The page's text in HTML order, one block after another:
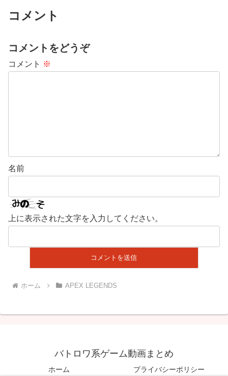
コメント
コメントをどうぞ
コメント ※
名前
上に表示された文字を入力してください。
ホーム APEX LEGENDS
バトロワ系ゲーム動画まとめ
ホーム プライバシーポリシー